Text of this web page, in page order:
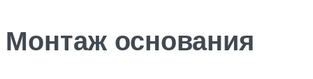
Монтаж основания